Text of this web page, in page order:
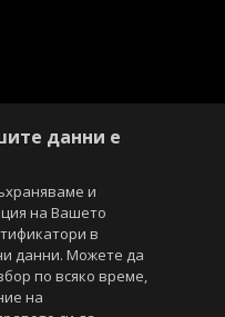
данни е
и
на Вашето
в
данни. Можете да
по всяко време,
на